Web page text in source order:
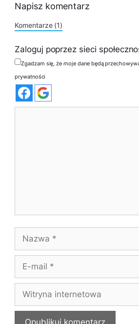
Napisz komentarz
Komentarze (1)
Zaloguj poprzez sieci
Zgadzam się, że moje dane będą
prywatności
Nazwa
Witryna
internetowa